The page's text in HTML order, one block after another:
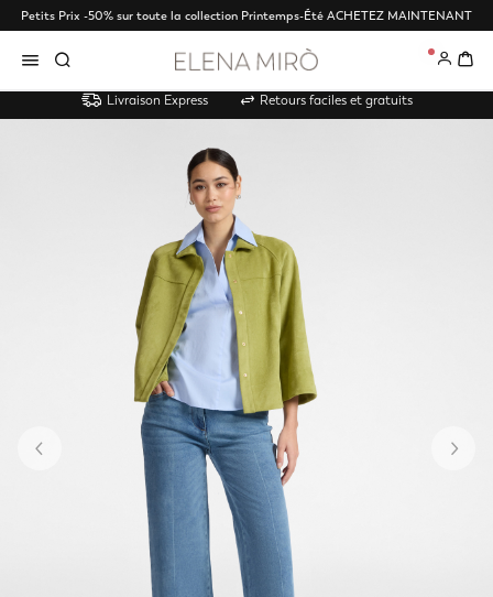
Petits Prix -50% sur toute la collection Printemps-Été ACHETEZ MAINTENANT
0
Livraison Express Retours faciles et gratuits
Précédent